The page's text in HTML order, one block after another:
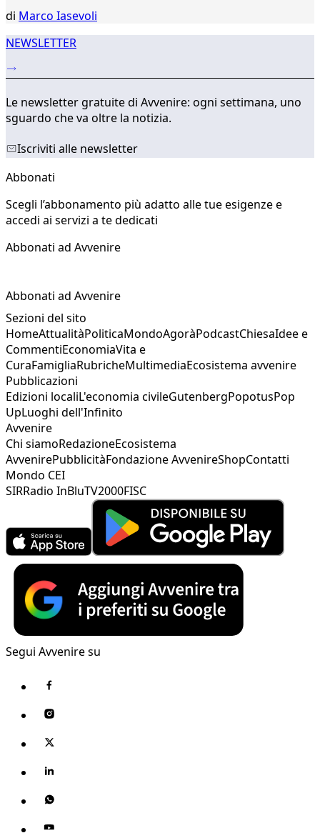
di Marco Iasevoli
NEWSLETTER
Le newsletter gratuite di Avvenire: ogni settimana, uno
sguardo che va oltre la notizia.
Iscriviti alle newsletter
Abbonati
Scegli l’abbonamento più adatto alle tue esigenze e
accedi ai servizi a te dedicati
Abbonati ad Avvenire
Abbonati ad Avvenire
Sezioni del sito
HomeAttualitàPoliticaMondoAgoràPodcastChiesaIdee e
CommentiEconomiaVita e
CuraFamigliaRubricheMultimediaEcosistema avvenire
Pubblicazioni
Edizioni localiL'economia civileGutenbergPopotusPop
UpLuoghi dell'Infinito
Avvenire
Chi siamoRedazioneEcosistema
AvvenirePubblicitàFondazione AvvenireShopContatti
Mondo CEI
SIRRadio InBluTV2000FISC
Segui Avvenire su